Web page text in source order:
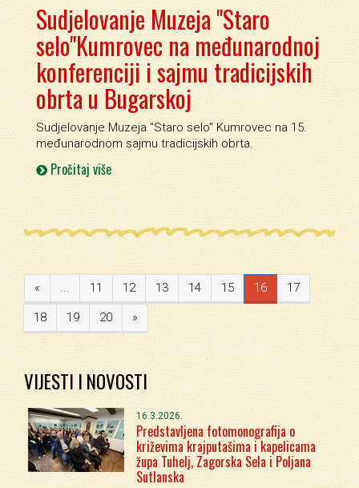
Sudjelovanje Muzeja "Staro
selo"Kumrovec na međunarodnoj
konferenciji i sajmu tradicijskih
obrta u Bugarskoj
Sudjelovanje Muzeja ''Staro selo'' Kumrovec na 15.
međunarodnom sajmu tradicijskih obrta.
Pročitaj više
« ... 11 12 13 14 15 16 17
18 19 20 »
VIJESTI I NOVOSTI
16.3.2026.
Predstavljena fotomonografija o
križevima krajputašima i kapelicama
župa Tuhelj, Zagorska Sela i Poljana
Sutlanska